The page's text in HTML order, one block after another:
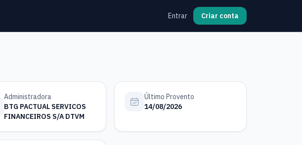
Entrar Criar conta
Administradora
BTG PACTUAL SERVICOS
FINANCEIROS S/A DTVM
Último Provento
14/08/2026